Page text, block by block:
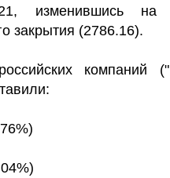
изменившись на
закрытия (2786.16).
компаний